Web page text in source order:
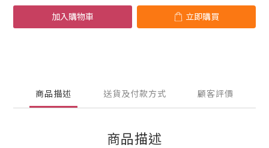
加入購物車 立即購買
商品描述 送貨及付款方式 顧客評價
商品描述